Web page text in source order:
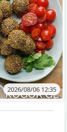
2026/08/06 12:35